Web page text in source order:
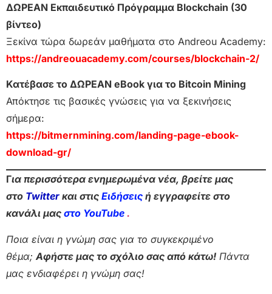
ΔΩΡΕΑΝ Εκπαιδευτικό Πρόγραμμα Blockchain (30
βίντεο)
Ξεκίνα τώρα δωρεάν μαθήματα στο Andreou Academy:
https://andreouacademy.com/courses/blockchain-2/
Κατέβασε το ΔΩΡΕΑΝ eBook για το Bitcoin Mining
Απόκτησε τις βασικές γνώσεις για να ξεκινήσεις
σήμερα:
https://bitmernmining.com/landing-page-ebook-
download-gr/
Για περισσότερα ενημερωμένα νέα, βρείτε μας
στο Twitter και στις Ειδήσεις ή εγγραφείτε στο
κανάλι μας στο YouTube .
Ποια είναι η γνώμη σας για το συγκεκριμένο
θέμα; Αφήστε μας το σχόλιο σας από κάτω! Πάντα
μας ενδιαφέρει η γνώμη σας!